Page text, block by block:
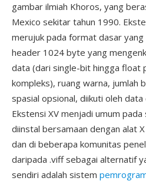
gambar ilmiah Khoros, yang
Mexico sekitar tahun 1990.
merujuk pada format dasar
header 1024 byte yang
data (dari single-bit hingga float
kompleks), ruang warna, jumlah
spasial opsional, diikuti oleh data
Ekstensi XV menjadi umum
diinstal bersamaan dengan alat
dan di beberapa komunitas
daripada .viff sebagai alternatif
sendiri adalah sistem